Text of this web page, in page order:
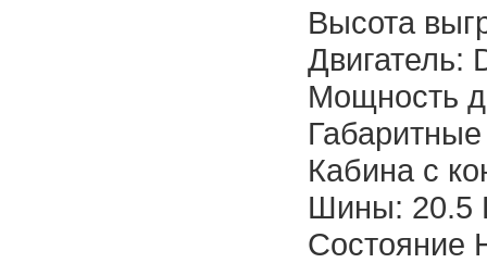
Высота
Двигатель:
Мощность
Кабина с
Шины: 20.5